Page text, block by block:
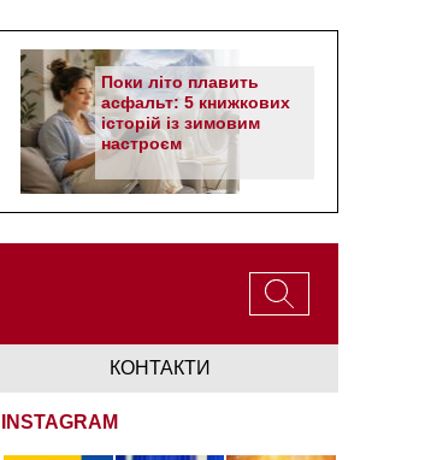
Поки літо плавить
асфальт: 5 книжкових
історій із зимовим
настроєм
КОНТАКТИ
INSTAGRAM